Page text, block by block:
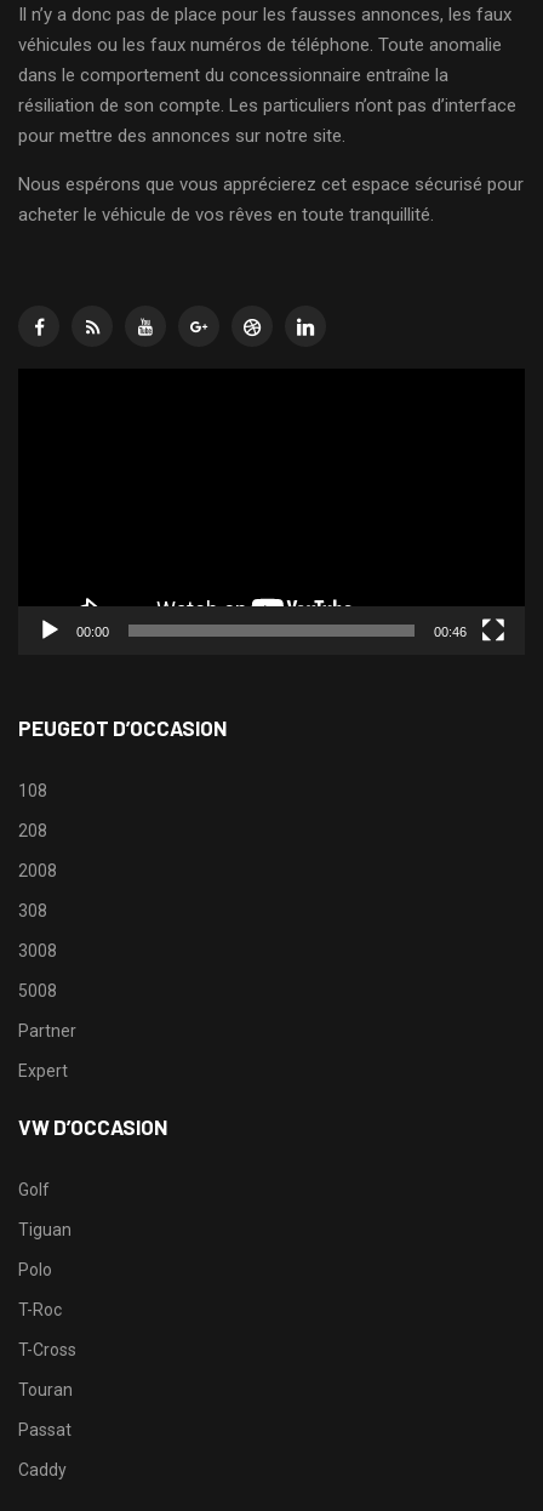
Il n’y a donc pas de place pour les fausses annonces, les faux
véhicules ou les faux numéros de téléphone. Toute anomalie
dans le comportement du concessionnaire entraîne la
résiliation de son compte. Les particuliers n’ont pas d’interface
pour mettre des annonces sur notre site.
Nous espérons que vous apprécierez cet espace sécurisé pour
acheter le véhicule de vos rêves en toute tranquillité.
00:00 00:46
PEUGEOT D’OCCASION
108
208
2008
308
3008
5008
Partner
Expert
VW D’OCCASION
Golf
Tiguan
Polo
T-Roc
T-Cross
Touran
Passat
Caddy